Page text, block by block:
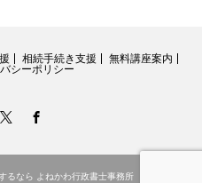
相続手続き支援
無料講座案内
シーポリシー
るなら よねかわ行政書士事務所